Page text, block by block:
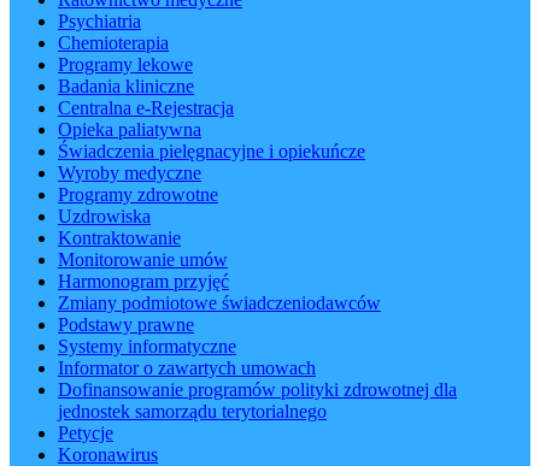
Psychiatria
Chemioterapia
Programy lekowe
Badania kliniczne
Centralna e-Rejestracja
Opieka paliatywna
Świadczenia pielęgnacyjne i opiekuńcze
Wyroby medyczne
Programy zdrowotne
Uzdrowiska
Kontraktowanie
Monitorowanie umów
Harmonogram przyjęć
Zmiany podmiotowe świadczeniodawców
Podstawy prawne
Systemy informatyczne
Informator o zawartych umowach
Dofinansowanie programów polityki zdrowotnej dla
jednostek samorządu terytorialnego
Petycje
Koronawirus